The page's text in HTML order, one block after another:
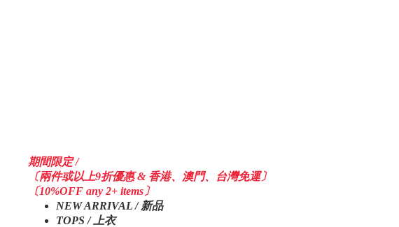
期間限定 /
〔兩件或以上9折優惠 & 香港、澳門、台灣免運〕
〔10%OFF any 2+ items〕
NEW ARRIVAL / 新品
TOPS / 上衣